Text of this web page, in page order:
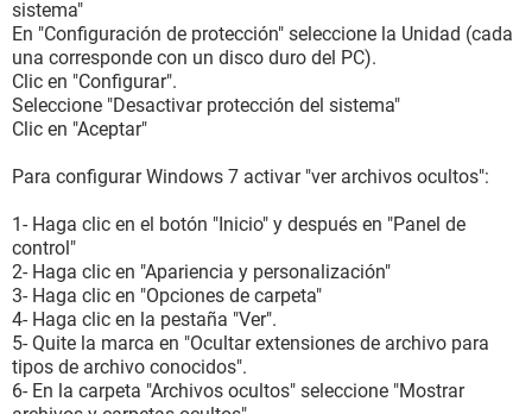
sistema"
En "Configuración de protección" seleccione la Unidad (cada
una corresponde con un disco duro del PC).
Clic en "Configurar".
Seleccione "Desactivar protección del sistema"
Clic en "Aceptar"
Para configurar Windows 7 activar "ver archivos ocultos":
1- Haga clic en el botón "Inicio" y después en "Panel de
control"
2- Haga clic en "Apariencia y personalización"
3- Haga clic en "Opciones de carpeta"
4- Haga clic en la pestaña "Ver".
5- Quite la marca en "Ocultar extensiones de archivo para
tipos de archivo conocidos".
6- En la carpeta "Archivos ocultos" seleccione "Mostrar